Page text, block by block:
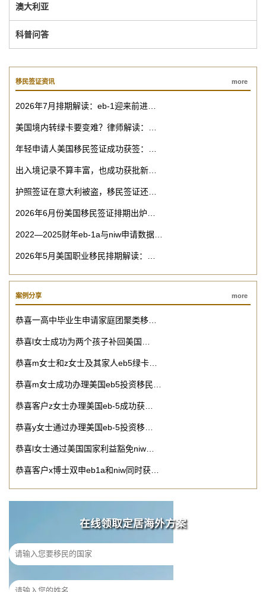
澳大利亚
科普问答
移民签证资讯 more
2026年7月排期解读：eb-1迎来前进…
美国境内转绿卡要变难？律师解读：…
年轻申请人美国移民签证成功获签：…
出入境记录不算丰富，也成功获批新…
护照签证在意大利被盗，移民签证还…
2026年6月份美国移民签证排期出炉…
2022—2025财年eb-1a与niw申请数据…
2026年5月美国职业移民排期解读：…
案例分享 more
恭喜一高中毕业生申请家庭团聚类移…
恭喜l女士成功为两个孩子补回美国…
恭喜m女士和z女士及其家人eb5绿卡…
恭喜m女士成功办理美国eb5投资移民…
恭喜客户z女士办理美国eb-5成功获…
恭喜y女士通过办理美国eb-5投资移…
恭喜l女士通过美国国家利益豁免niw…
恭喜客户x博士双申eb1a和niw同时获…
在线领取定居海外方案